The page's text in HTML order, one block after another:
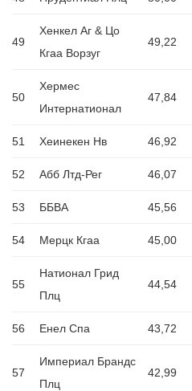
49
Хенкел Аг & Цо
Кгаа Ворзуг
49,22
50
Хермес
Интернатионал
47,84
51 Хеинекен Нв 46,92
52 Абб Лтд-Рег 46,07
53 ББВА 45,56
54 Мерцк Кгаа 45,00
55
Натионал Грид
Плц
44,54
56 Енел Спа 43,72
57
Империал Брандс
Плц
42,99